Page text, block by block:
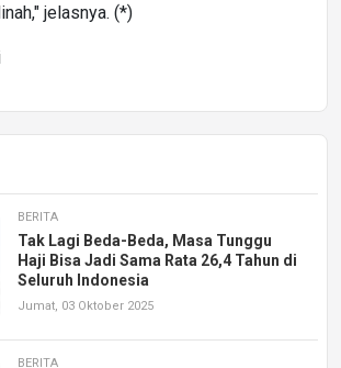
jelasnya. (*)
BERITA
Tak Lagi Beda-Beda, Masa Tunggu
Haji Bisa Jadi Sama Rata 26,4 Tahun di
Seluruh Indonesia
Jumat, 03 Oktober 2025
BERITA